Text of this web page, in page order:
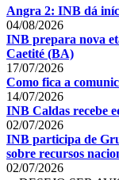
Angra 2: INB dá
04/08/2026
INB prepara nova
Caetité (BA)
17/07/2026
Como fica a
14/07/2026
INB Caldas recebe
02/07/2026
INB participa de
sobre recursos
02/07/2026